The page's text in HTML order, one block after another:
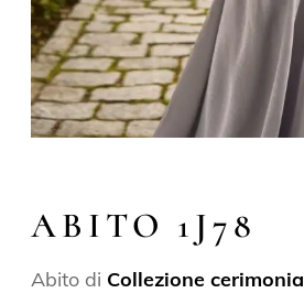
ABITO 1J78
Abito di Collezione cerimonia